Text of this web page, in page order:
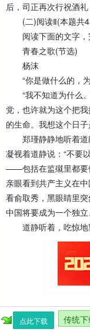
后，司正再次行祝酒
(二)阅读Ⅱ(本题共4
阅读下面的文字，
青春之歌(节选)
杨沫
“你是做什么的，为
“我不知道为什么。
党，也许就为这个把
的生命。我想这个日
郑瑾静静地听着道
凝视着道静说：“不要
——包括在监殧里都要
亲眼看到共产主义在
看俞取秀，黑眼睛里
中国将要成为一个独
道静听着，吃惊地
点此下载 传统